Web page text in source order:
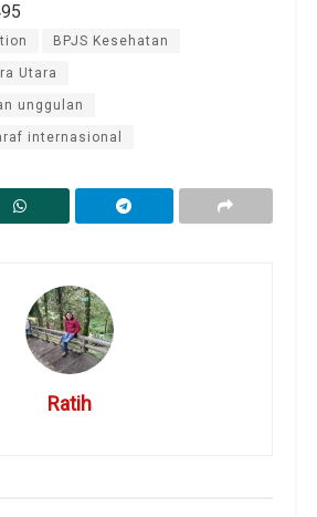
BPJS Kesehatan
Utara
unggulan
internasional
Ratih